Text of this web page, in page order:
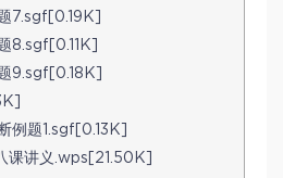
7.sgf[0.19K]
8.sgf[0.11K]
9.sgf[0.18K]
例题1.sgf[0.13K]
课讲义.wps[21.50K]